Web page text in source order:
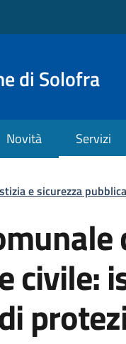
di Solofra
Novità Servizi
e sicurezza pubblica
civile: